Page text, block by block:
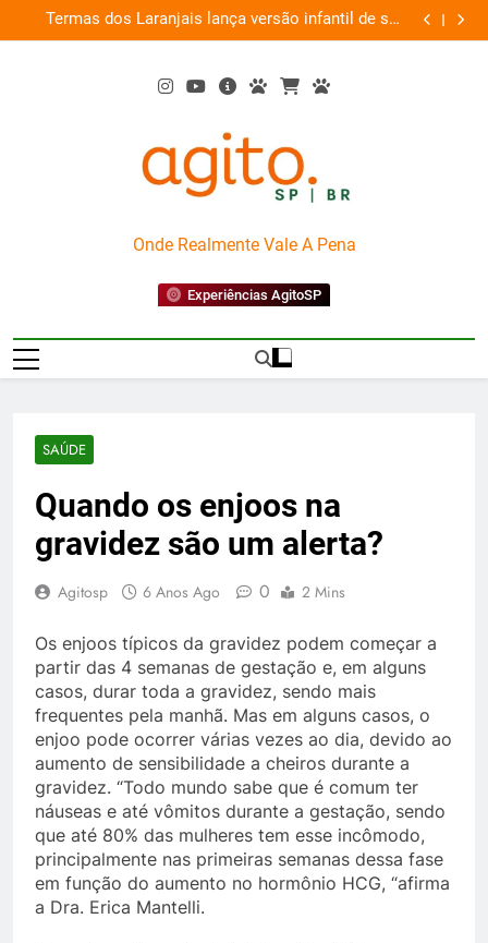
to
Termas dos Laranjais lança versão infantil de sua
Montanha-Russa Aquática
AgitoSP
Onde Realmente Vale A Pena
Experiências AgitoSP
SAÚDE
Quando os enjoos na
gravidez são um alerta?
Agitosp 6 Anos Ago 0 2 Mins
Os enjoos típicos da gravidez podem começar a
partir das 4 semanas de gestação e, em alguns
casos, durar toda a gravidez, sendo mais
frequentes pela manhã. Mas em alguns casos, o
enjoo pode ocorrer várias vezes ao dia, devido ao
aumento de sensibilidade a cheiros durante a
gravidez. “Todo mundo sabe que é comum ter
náuseas e até vômitos durante a gestação, sendo
que até 80% das mulheres tem esse incômodo,
principalmente nas primeiras semanas dessa fase
em função do aumento no hormônio HCG, “afirma
a Dra. Erica Mantelli.